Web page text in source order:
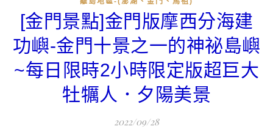
[金門景點]金門版摩西分海建
功嶼-金門十景之一的神祕島嶼
~每日限時2小時限定版超巨大
牡犡人．夕陽美景
2022/09/28